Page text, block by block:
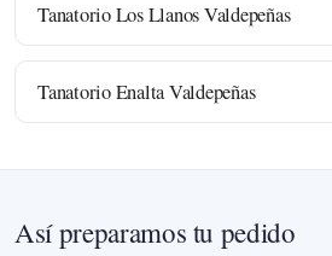
Tanatorio Los Llanos Valdepeñas
Tanatorio Enalta Valdepeñas
Así preparamos tu pedido